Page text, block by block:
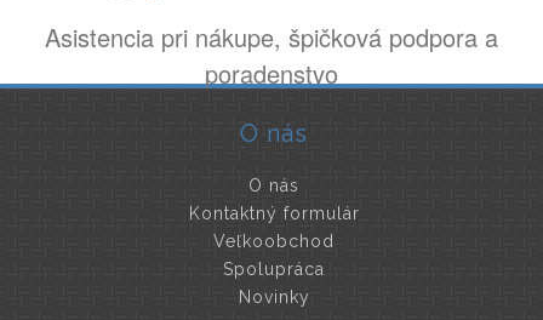
Asistencia pri nákupe, špičková podpora a
poradenstvo
O nás
O nás
Kontaktný formulár
Veľkoobchod
Spolupráca
Novinky